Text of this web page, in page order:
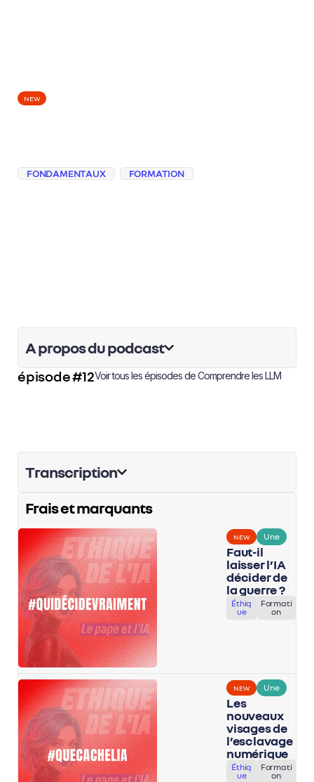
NEW
FONDAMENTAUX FORMATION
A propos du podcast
épisode #12Voir tous les épisodes deComprendre les LLM
Transcription
Frais et marquants
NEW Une
Faut-il
laisser l’IA
décider de
la guerre ?
Éthiq
ue
Formati
on
NEW Une
Les
nouveaux
visages de
l’esclavage
numérique
Éthiq
ue
Formati
on